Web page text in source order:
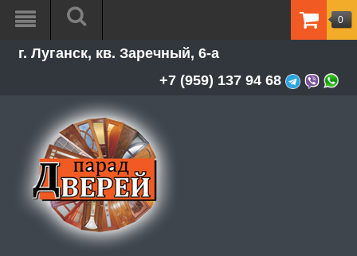
г. Луганск, кв. Заречный, 6-а
+7 (959) 137 94 68
0